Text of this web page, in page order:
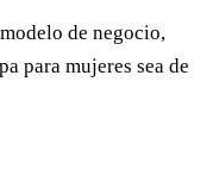
de negocio,
para mujeres sea de